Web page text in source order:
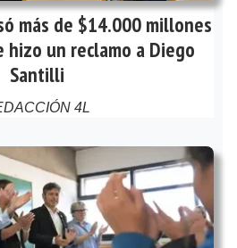
más de $14.000 millones
hizo un reclamo a Diego
Santilli
4L